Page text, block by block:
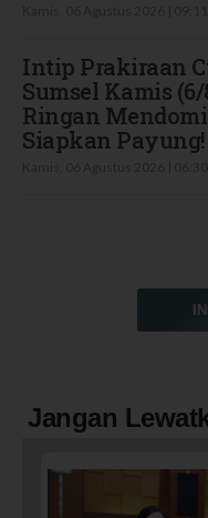
Intip Prakiraan
Sumsel Kamis
Ringan
Siapkan Payung!
Jangan